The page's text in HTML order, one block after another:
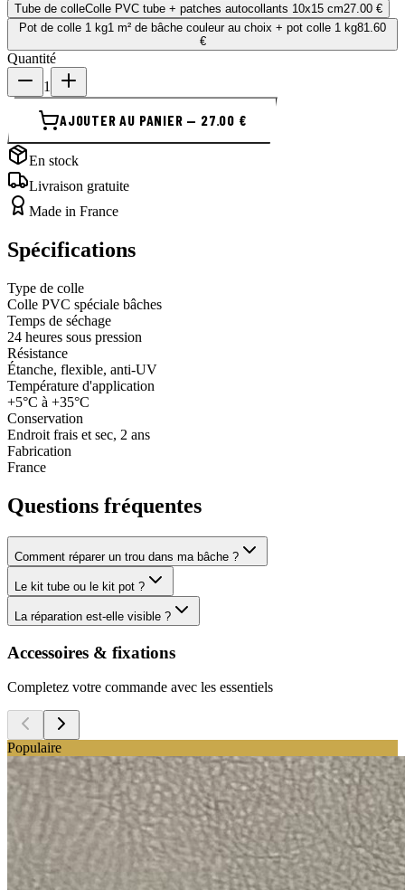
Tube de colleColle PVC tube + patches autocollants 10x15 cm27.00 €
Pot de colle 1 kg1 m² de bâche couleur au choix + pot colle 1 kg81.60
€
Quantité
1
AJOUTER AU PANIER — 27.00 €
En stock
Livraison gratuite
Made in France
Spécifications
Type de colle
Colle PVC spéciale bâches
Temps de séchage
24 heures sous pression
Résistance
Étanche, flexible, anti-UV
Température d'application
+5°C à +35°C
Conservation
Endroit frais et sec, 2 ans
Fabrication
France
Questions fréquentes
Comment réparer un trou dans ma bâche ?
Le kit tube ou le kit pot ?
La réparation est-elle visible ?
Accessoires & fixations
Completez votre commande avec les essentiels
Populaire